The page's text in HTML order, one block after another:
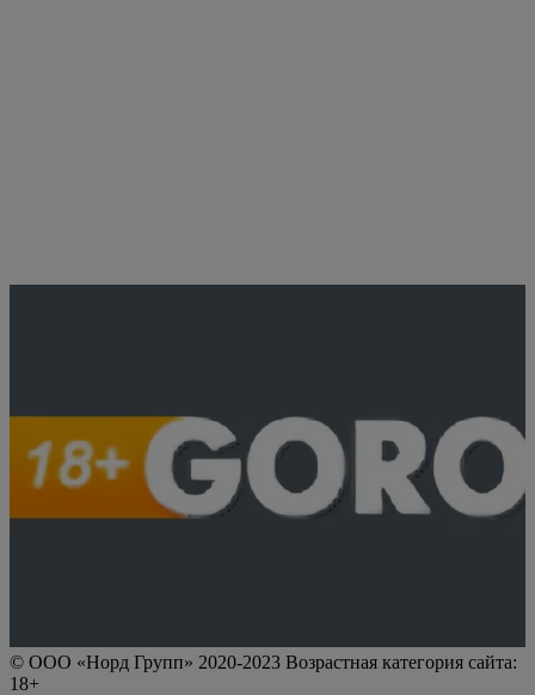
© ООО «Норд Групп» 2020-2023 Возрастная категория сайта:
18+